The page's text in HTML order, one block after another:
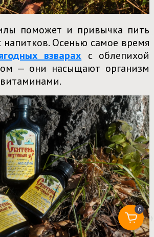
поможет и привычка пить
Осенью самое время
взварах с облепихой
— они насыщают организм
0